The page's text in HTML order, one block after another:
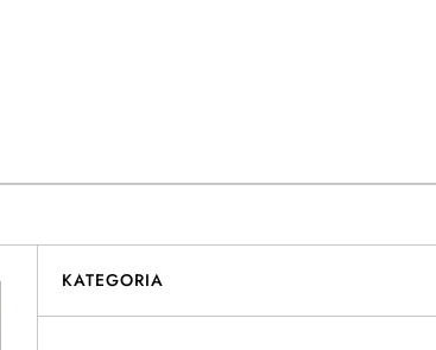
KATEGORIA